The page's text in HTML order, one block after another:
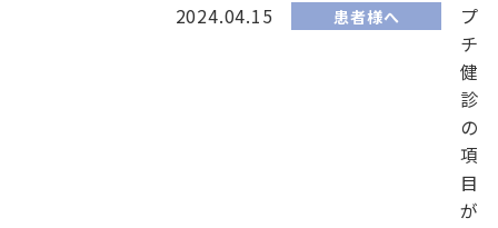
2024.04.15 患者様へ
プ
チ
健
診
の
項
目
が